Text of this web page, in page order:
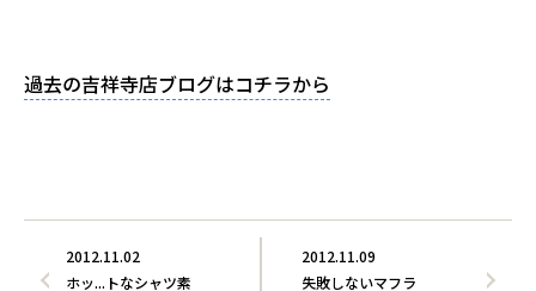
過去の吉祥寺店ブログはコチラから
2012.11.09
失敗しないマフラ
2012.11.02
ホッ...トなシャツ素